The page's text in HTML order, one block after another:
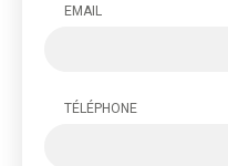
EMAIL
TÉLÉPHONE